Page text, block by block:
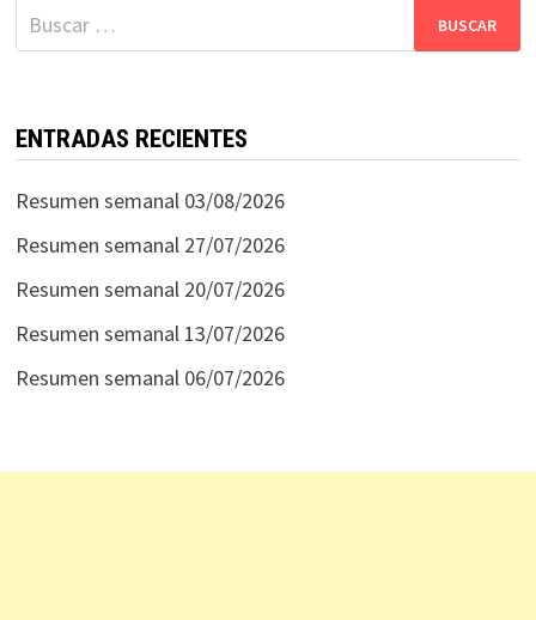
Buscar:
ENTRADAS RECIENTES
Resumen semanal 03/08/2026
Resumen semanal 27/07/2026
Resumen semanal 20/07/2026
Resumen semanal 13/07/2026
Resumen semanal 06/07/2026